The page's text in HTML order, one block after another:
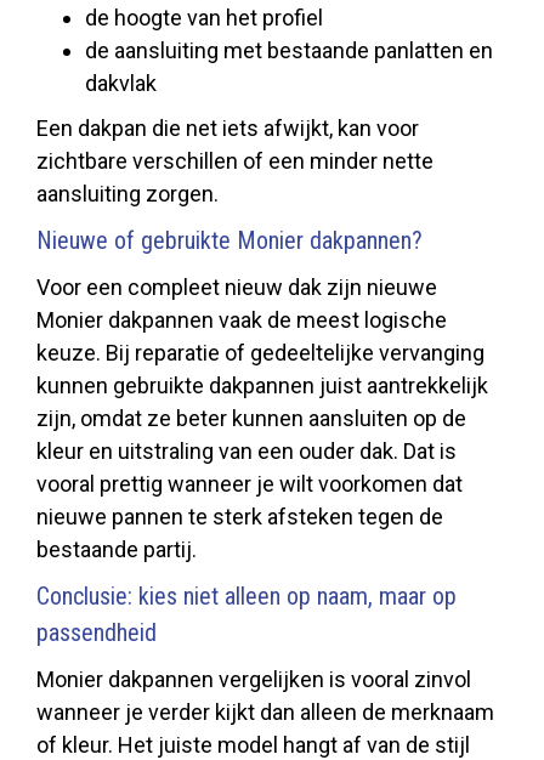
de hoogte van het profiel
de aansluiting met bestaande panlatten en
dakvlak
Een dakpan die net iets afwijkt, kan voor
zichtbare verschillen of een minder nette
aansluiting zorgen.
Nieuwe of gebruikte Monier dakpannen?
Voor een compleet nieuw dak zijn nieuwe
Monier dakpannen vaak de meest logische
keuze. Bij reparatie of gedeeltelijke vervanging
kunnen gebruikte dakpannen juist aantrekkelijk
zijn, omdat ze beter kunnen aansluiten op de
kleur en uitstraling van een ouder dak. Dat is
vooral prettig wanneer je wilt voorkomen dat
nieuwe pannen te sterk afsteken tegen de
bestaande partij.
Conclusie: kies niet alleen op naam, maar op
passendheid
Monier dakpannen vergelijken is vooral zinvol
wanneer je verder kijkt dan alleen de merknaam
of kleur. Het juiste model hangt af van de stijl